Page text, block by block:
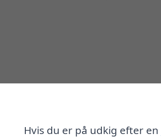
Hvis du er på udkig efter en